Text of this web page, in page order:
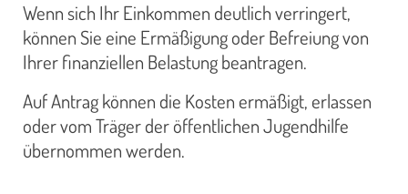
Wenn sich Ihr Einkommen deutlich verringert,
können Sie eine Ermäßigung oder Befreiung von
Ihrer finanziellen Belastung beantragen.
Auf Antrag können die Kosten ermäßigt, erlassen
oder vom Träger der öffentlichen Jugendhilfe
übernommen werden.